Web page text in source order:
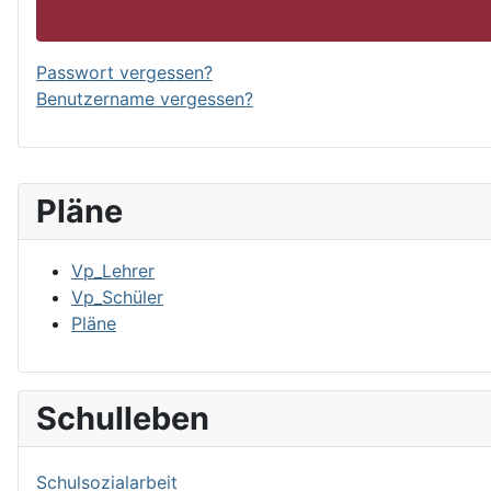
Pläne
Vp_Lehrer
Vp_Schüler
Pläne
Schulleben
Schulsozialarbeit
Passwort vergessen?
Benutzername vergessen?